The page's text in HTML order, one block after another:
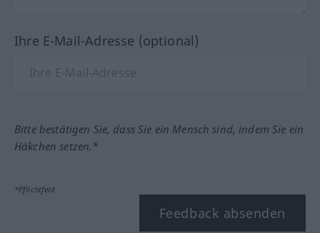
Ihre E-Mail-Adresse (optional)
Bitte bestätigen Sie, dass Sie ein Mensch sind, indem Sie ein
Häkchen setzen.*
*Pflichtfeld
Feedback absenden